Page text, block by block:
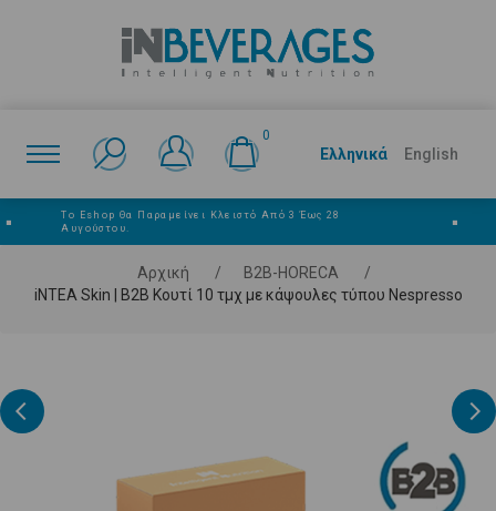
0
Ελληνικά English
■
Το Eshop Θα Παραμείνει Κλειστό Από 3 Έως 28
Αυγούστου.
■
Αρχική / Β2Β-HORECA
/
iNTEA Skin | B2B Κουτί 10 τμχ με κάψουλες τύπου Nespresso